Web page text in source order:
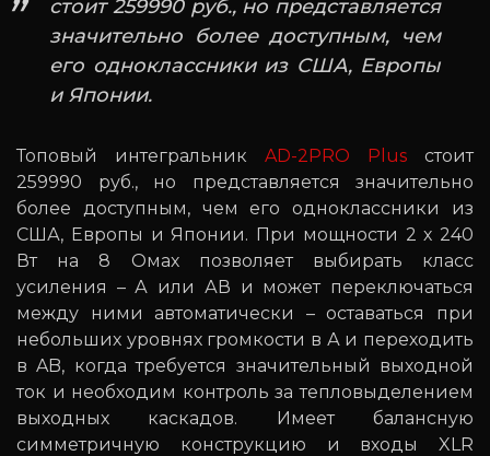
стоит 259990 руб., но представляется
значительно более доступным, чем
его одноклассники из США, Европы
и Японии.
Топовый интегральник AD-2PRO Plus стоит
259990 руб., но представляется значительно
более доступным, чем его одноклассники из
США, Европы и Японии. При мощности 2 х 240
Вт на 8 Омах позволяет выбирать класс
усиления – А или АВ и может переключаться
между ними автоматически – оставаться при
небольших уровнях громкости в А и переходить
в AB, когда требуется значительный выходной
ток и необходим контроль за тепловыделением
выходных каскадов. Имеет балансную
симметричную конструкцию и входы XLR